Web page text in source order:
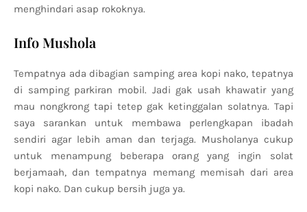
menghindari asap rokoknya.
Info Mushola
Tempatnya ada dibagian samping area kopi nako, tepatnya
di samping parkiran mobil. Jadi gak usah khawatir yang
mau nongkrong tapi tetep gak ketinggalan solatnya. Tapi
saya sarankan untuk membawa perlengkapan ibadah
sendiri agar lebih aman dan terjaga. Musholanya cukup
untuk menampung beberapa orang yang ingin solat
berjamaah, dan tempatnya memang memisah dari area
kopi nako. Dan cukup bersih juga ya.